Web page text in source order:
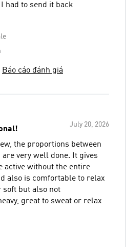
had to send it back
Báo cáo đánh giá
July 20, 2026
the proportions between
very well done. It gives
active without the entire
also is comfortable to relax
soft but also not
great to sweat or relax